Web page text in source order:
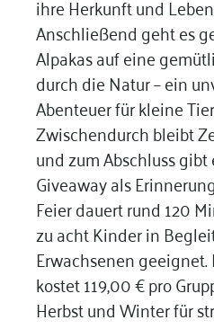
ihre Herkunft und
Anschließend geht es
Alpakas auf eine
durch die Natur – ein
Abenteuer für kleine
Zwischendurch bleibt
und zum Abschluss
Giveaway als
Feier dauert rund 120
zu acht Kinder in
Erwachsenen
kostet 119,00 € pro
Herbst und Winter für